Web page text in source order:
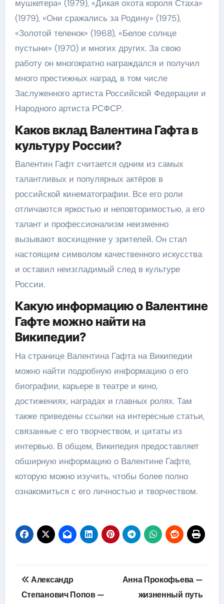
мушкетера» (1979), «Дикая охота короля Стаха»
(1979), «Они сражались за Родину» (1975),
«Золотой теленок» (1968), «Белое солнце
пустыни» (1970) и многих других. За свою
работу он многократно награждался и получил
много престижных наград, в том числе
Заслуженного артиста Российской Федерации и
Народного артиста РСФСР.
Каков вклад Валентина Гафта в
культуру России?
Валентин Гафт считается одним из самых
талантливых и популярных актёров в
российской кинематографии. Все его роли
отличаются яркостью и неповторимостью, а его
талант и профессионализм неизменно
вызывают восхищение у зрителей. Он стал
настоящим символом качественного искусства
и оставил неизгладимый след в культуре
России.
Какую информацию о Валентине
Гафте можно найти на
Википедии?
На странице Валентина Гафта на Википедии
можно найти подробную информацию о его
биографии, карьере в театре и кино,
достижениях, наградах и главных ролях. Там
также приведены ссылки на интересные статьи,
связанные с его творчеством, и цитаты из
интервью. В общем, Википедия предоставляет
обширную информацию о Валентине Гафте,
которую можно изучить, чтобы более полно
ознакомиться с его личностью и творчеством.
Навигация
по
Александр
Степанович Попов —
Анна Прокофьева —
жизненный путь